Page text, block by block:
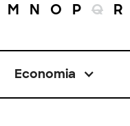
M N O P Q R
Economia